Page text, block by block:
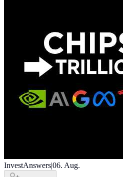
InvestAnswers|06. Aug.